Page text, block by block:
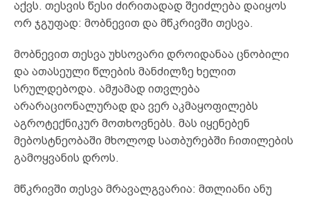
აქვს. თესვის წესი ძირითადად შეიძლება დაიყოს
ორ ჯგუფად: მობნევით და მწკრივში თესვა.
მობნევით თესვა უხსოვარი დროიდანაა ცნობილი
და ათასეული წლების მანძილზე ხელით
სრულდებოდა. ამჟამად ითვლება
არარაციონალურად და ვერ აკმაყოფილებს
აგროტექნიკურ მოთხოვნებს. მას იყენებენ
მებოსტნეობაში მხოლოდ სათბურებში ჩითილების
გამოყვანის დროს.
მწკრივში თესვა მრავალგვარია: მთლიანი ანუ